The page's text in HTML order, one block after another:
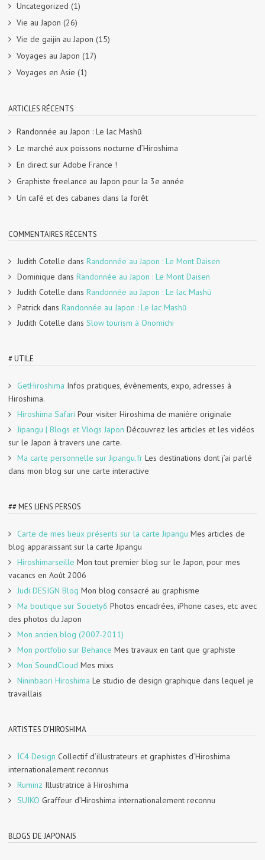
Uncategorized (1)
Vie au Japon (26)
Vie de gaijin au Japon (15)
Voyages au Japon (17)
Voyages en Asie (1)
ARTICLES RÉCENTS
Randonnée au Japon : Le lac Mashū
Le marché aux poissons nocturne d’Hiroshima
En direct sur Adobe France !
Graphiste freelance au Japon pour la 3e année
Un café et des cabanes dans la forêt
COMMENTAIRES RÉCENTS
Judith Cotelle dans Randonnée au Japon : Le Mont Daisen
Dominique dans Randonnée au Japon : Le Mont Daisen
Judith Cotelle dans Randonnée au Japon : Le lac Mashū
Patrick dans Randonnée au Japon : Le lac Mashū
Judith Cotelle dans Slow tourism à Onomichi
# UTILE
GetHiroshima Infos pratiques, évènements, expo, adresses à
Hiroshima.
Hiroshima Safari Pour visiter Hiroshima de manière originale
Jipangu | Blogs et Vlogs Japon Découvrez les articles et les vidéos
sur le Japon à travers une carte.
Ma carte personnelle sur Jipangu.fr Les destinations dont j’ai parlé
dans mon blog sur une carte interactive
## MES LIENS PERSOS
Carte de mes lieux présents sur la carte Jipangu Mes articles de
blog apparaissant sur la carte Jipangu
Hiroshimarseille Mon tout premier blog sur le Japon, pour mes
vacancs en Août 2006
Judi DESIGN Blog Mon blog consacré au graphisme
Ma boutique sur Society6 Photos encadrées, iPhone cases, etc avec
des photos du Japon
Mon ancien blog (2007-2011)
Mon portfolio sur Behance Mes travaux en tant que graphiste
Mon SoundCloud Mes mixs
Nininbaori Hiroshima Le studio de design graphique dans lequel je
travaillais
ARTISTES D'HIROSHIMA
IC4 Design Collectif d’illustrateurs et graphistes d’Hiroshima
internationalement reconnus
Ruminz Illustratrice à Hiroshima
SUIKO Graffeur d’Hiroshima internationalement reconnu
BLOGS DE JAPONAIS